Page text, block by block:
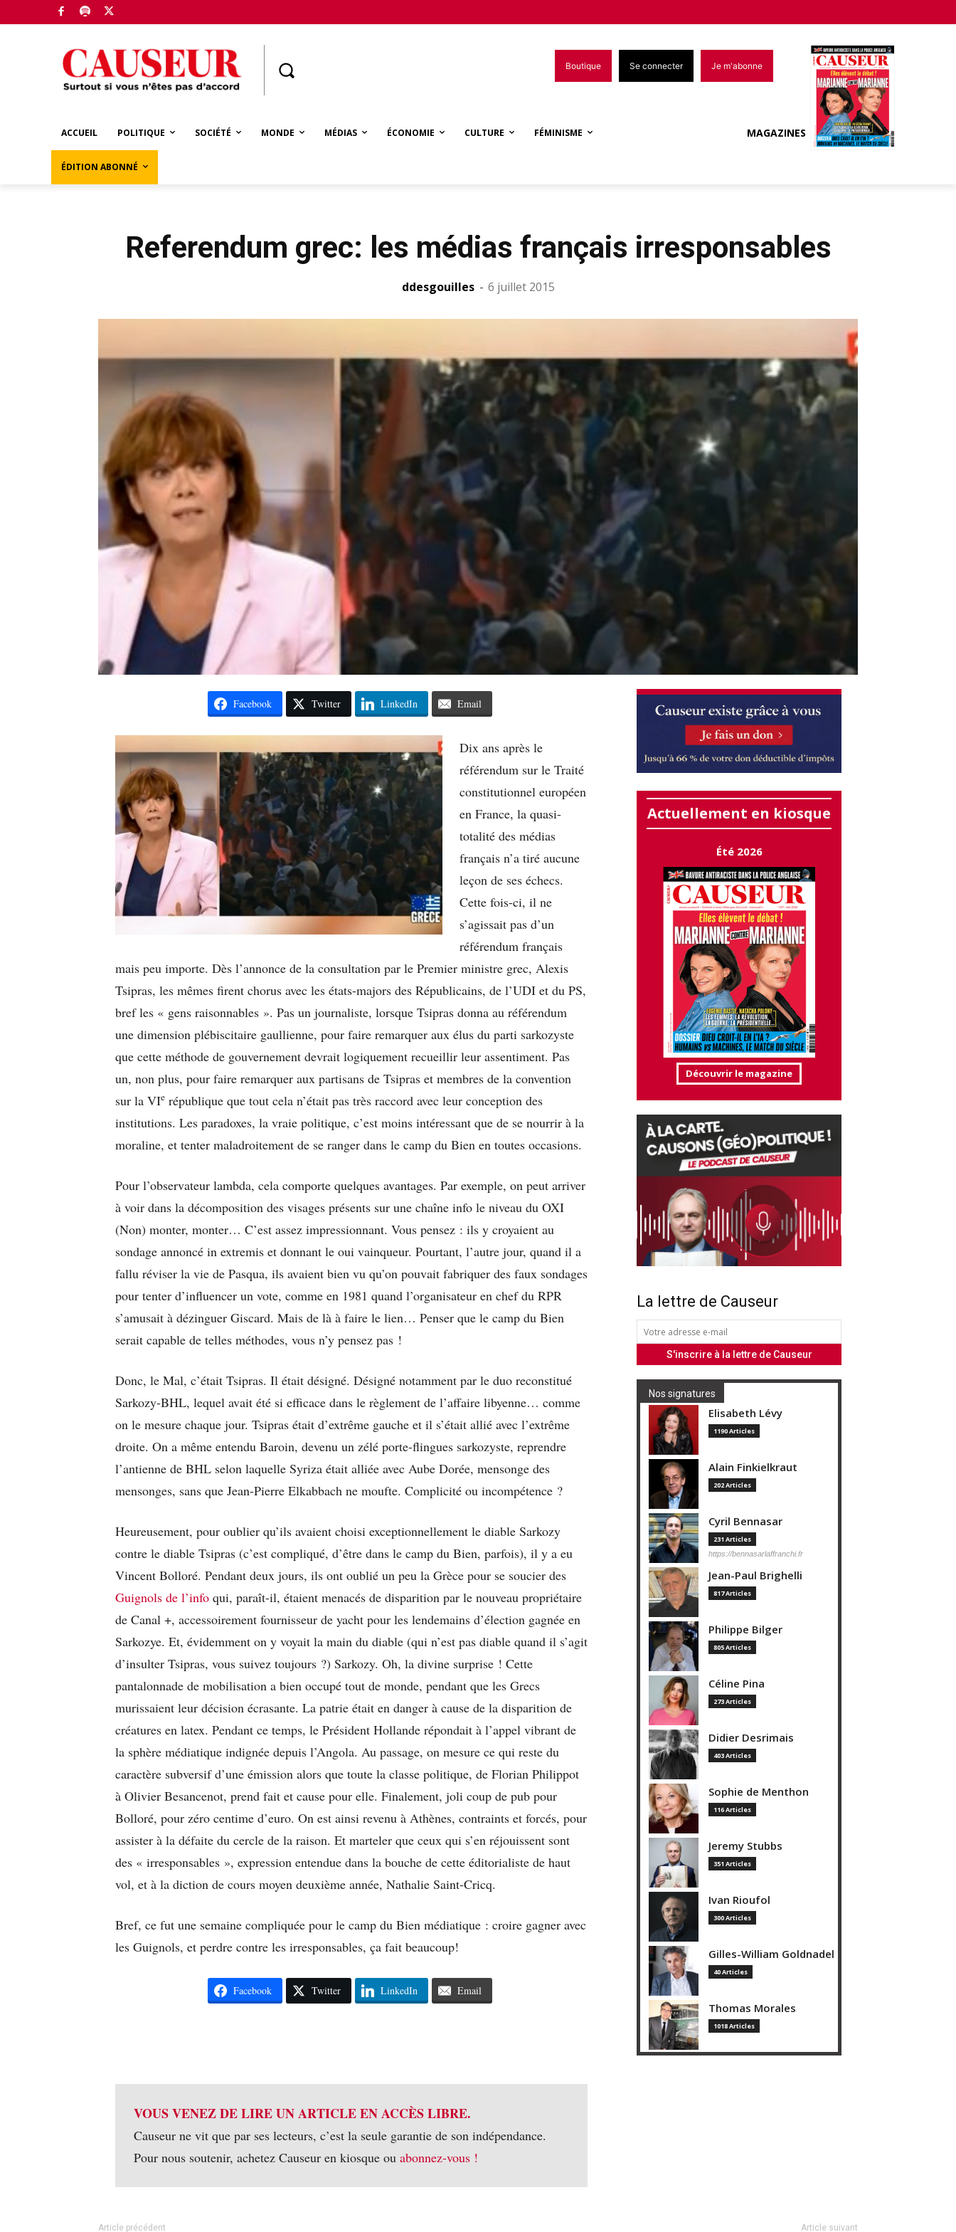
Boutique Se connecter Je m'abonne
ACCUEIL POLITIQUE SOCIÉTÉ MONDE MÉDIAS ÉCONOMIE CULTURE FÉMINISME
ÉDITION ABONNÉ
MAGAZINES
Referendum grec: les médias français irresponsables
ddesgouilles - 6 juillet 2015
Facebook Twitter LinkedIn Email
Dix ans après le
référendum sur le Traité
constitutionnel européen
en France, la quasi-
totalité des médias
français n’a tiré aucune
leçon de ses échecs.
Cette fois-ci, il ne
s’agissait pas d’un
référendum français
mais peu importe. Dès l’annonce de la consultation par le Premier ministre grec, Alexis
Tsipras, les mêmes firent chorus avec les états-majors des Républicains, de l’UDI et du PS,
bref les « gens raisonnables ». Pas un journaliste, lorsque Tsipras donna au référendum
une dimension plébiscitaire gaullienne, pour faire remarquer aux élus du parti sarkozyste
que cette méthode de gouvernement devrait logiquement recueillir leur assentiment. Pas
un, non plus, pour faire remarquer aux partisans de Tsipras et membres de la convention
sur la VIe république que tout cela n’était pas très raccord avec leur conception des
institutions. Les paradoxes, la vraie politique, c’est moins intéressant que de se nourrir à la
moraline, et tenter maladroitement de se ranger dans le camp du Bien en toutes occasions.
Pour l’observateur lambda, cela comporte quelques avantages. Par exemple, on peut arriver
à voir dans la décomposition des visages présents sur une chaîne info le niveau du OXI
(Non) monter, monter… C’est assez impressionnant. Vous pensez : ils y croyaient au
sondage annoncé in extremis et donnant le oui vainqueur. Pourtant, l’autre jour, quand il a
fallu réviser la vie de Pasqua, ils avaient bien vu qu’on pouvait fabriquer des faux sondages
pour tenter d’influencer un vote, comme en 1981 quand l’organisateur en chef du RPR
s’amusait à dézinguer Giscard. Mais de là à faire le lien… Penser que le camp du Bien
serait capable de telles méthodes, vous n’y pensez pas !
Donc, le Mal, c’était Tsipras. Il était désigné. Désigné notamment par le duo reconstitué
Sarkozy-BHL, lequel avait été si efficace dans le règlement de l’affaire libyenne… comme
on le mesure chaque jour. Tsipras était d’extrême gauche et il s’était allié avec l’extrême
droite. On a même entendu Baroin, devenu un zélé porte-flingues sarkozyste, reprendre
l’antienne de BHL selon laquelle Syriza était alliée avec Aube Dorée, mensonge des
mensonges, sans que Jean-Pierre Elkabbach ne moufte. Complicité ou incompétence ?
Heureusement, pour oublier qu’ils avaient choisi exceptionnellement le diable Sarkozy
contre le diable Tsipras (c’est compliqué, d’être dans le camp du Bien, parfois), il y a eu
Vincent Bolloré. Pendant deux jours, ils ont oublié un peu la Grèce pour se soucier des
Guignols de l’info qui, paraît-il, étaient menacés de disparition par le nouveau propriétaire
de Canal +, accessoirement fournisseur de yacht pour les lendemains d’élection gagnée en
Sarkozye. Et, évidemment on y voyait la main du diable (qui n’est pas diable quand il s’agit
d’insulter Tsipras, vous suivez toujours ?) Sarkozy. Oh, la divine surprise ! Cette
pantalonnade de mobilisation a bien occupé tout de monde, pendant que les Grecs
murissaient leur décision écrasante. La patrie était en danger à cause de la disparition de
créatures en latex. Pendant ce temps, le Président Hollande répondait à l’appel vibrant de
la sphère médiatique indignée depuis l’Angola. Au passage, on mesure ce qui reste du
caractère subversif d’une émission alors que toute la classe politique, de Florian Philippot
à Olivier Besancenot, prend fait et cause pour elle. Finalement, joli coup de pub pour
Bolloré, pour zéro centime d’euro. On est ainsi revenu à Athènes, contraints et forcés, pour
assister à la défaite du cercle de la raison. Et marteler que ceux qui s’en réjouissent sont
des « irresponsables », expression entendue dans la bouche de cette éditorialiste de haut
vol, et à la diction de cours moyen deuxième année, Nathalie Saint-Cricq.
Bref, ce fut une semaine compliquée pour le camp du Bien médiatique : croire gagner avec
les Guignols, et perdre contre les irresponsables, ça fait beaucoup!
Facebook Twitter LinkedIn Email
VOUS VENEZ DE LIRE UN ARTICLE EN ACCÈS LIBRE.
Causeur ne vit que par ses lecteurs, c’est la seule garantie de son indépendance.
Pour nous soutenir, achetez Causeur en kiosque ou abonnez-vous !
Actuellement en kiosque
Été 2026
Découvrir le magazine
La lettre de Causeur
Nos signatures
Elisabeth Lévy
1190 Articles
Alain Finkielkraut
202 Articles
Cyril Bennasar
231 Articles
https://bennasarlaffranchi.fr
Jean-Paul Brighelli
817 Articles
Philippe Bilger
805 Articles
Céline Pina
273 Articles
Didier Desrimais
403 Articles
Sophie de Menthon
116 Articles
Jeremy Stubbs
351 Articles
Ivan Rioufol
300 Articles
Gilles-William Goldnadel
40 Articles
Thomas Morales
1018 Articles
Article précédent Article suivant